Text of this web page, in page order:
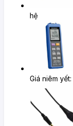
hệ
Giá niêm yết: